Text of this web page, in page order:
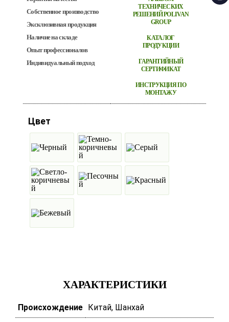
Собственное производство
Эксклюзивная продукция
Наличие на складе
Опыт профессионалов
Индивидуальный подход
ТЕХНИЧЕСКИХ
РЕШЕНИЙ POLIVAN
GROUP
КАТАЛОГ
ПРОДУКЦИИ
ГАРАНТИЙНЫЙ
СЕРТИФИКАТ
ИНСТРУКЦИЯ ПО
МОНТАЖУ
Цвет
ХАРАКТЕРИСТИКИ
Происхождение Китай, Шанхай